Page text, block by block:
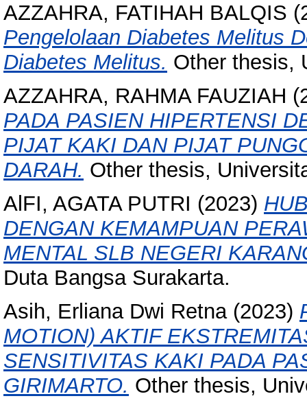
AZZAHRA, FATIHAH BALQIS
Pengelolaan Diabetes Melitus
Diabetes Melitus. Other thesis,
AZZAHRA, RAHMA FAUZIAH
PADA PASIEN HIPERTENSI
PIJAT KAKI DAN PIJAT
DARAH. Other thesis,
AlFI, AGATA PUTRI (2023)
DENGAN KEMAMPUAN
MENTAL SLB NEGERI
Duta Bangsa Surakarta.
Asih, Erliana Dwi Retna(2023)
MOTION) AKTIF
SENSITIVITAS KAKI PADA
GIRIMARTO. Other thesis,